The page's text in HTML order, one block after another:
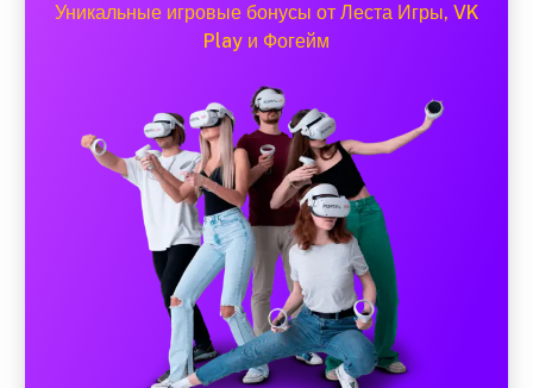
Уникальные игровые бонусы от Леста Игры, VK
Play и Фогейм